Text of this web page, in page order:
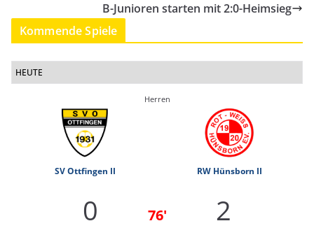
B-Junioren starten mit 2:0-Heimsieg
Kommende Spiele
HEUTE
Herren
SV Ottfingen II RW Hünsborn II
0 76' 2